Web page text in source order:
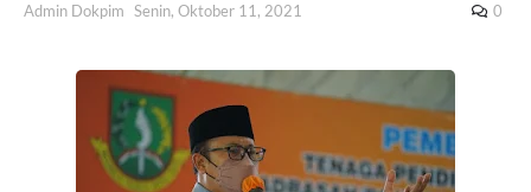
Admin Dokpim Senin, Oktober 11, 2021 0